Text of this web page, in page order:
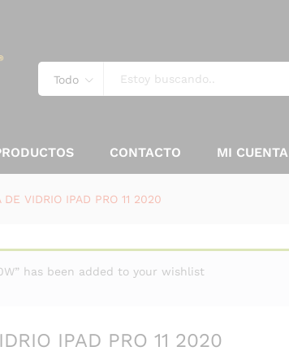
Todo
CONTACTO MI CUENTA
DE VIDRIO IPAD PRO 11 2020
has been added to your wishlist
IPAD PRO 11 2020